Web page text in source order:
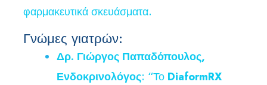
φαρμακευτικά σκευάσματα.
Γνώμες γιατρών:
Δρ. Γιώργος Παπαδόπουλος,
Ενδοκρινολόγος: “Το DiaformRX